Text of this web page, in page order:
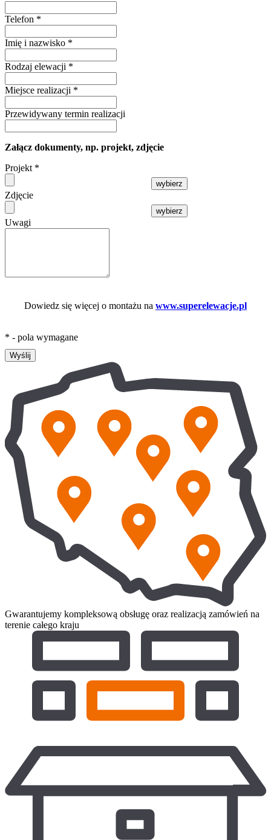
Telefon *
Imię i nazwisko *
Rodzaj elewacji *
Miejsce realizacji *
Przewidywany termin realizacji
Załącz dokumenty, np. projekt, zdjęcie
Projekt *
wybierz
Zdjęcie
wybierz
Uwagi
Dowiedz się więcej o montażu na www.superelewacje.pl
* - pola wymagane
Wyślij
Gwarantujemy kompleksową obsługę oraz realizacją zamówień na
terenie całego kraju